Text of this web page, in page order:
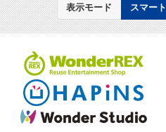
表示モード スマー